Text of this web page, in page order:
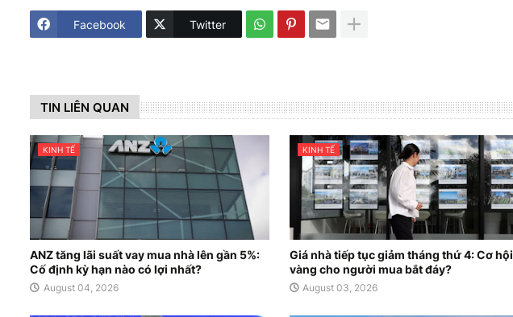
Facebook Twitter
TIN LIÊN QUAN
KINH TẾ
ANZ tăng lãi suất vay mua nhà lên gần 5%:
Cố định kỳ hạn nào có lợi nhất?
August 04, 2026
KINH TẾ
Giá nhà tiếp tục giảm tháng thứ 4: Cơ hội
vàng cho người mua bắt đáy?
August 03, 2026